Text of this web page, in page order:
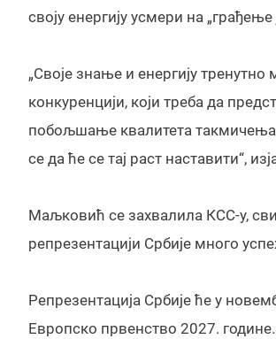
своју енергију усмери на
„Своје знање и енергију
конкуренцији, који треба да
побољшање квалитета такмичења
се да ће се тај раст наставити“,
Маљковић се захвалила КСС-у,
репрезентацији Србије много
Репрезентација Србије ће у
Европско првенство 2027. године.